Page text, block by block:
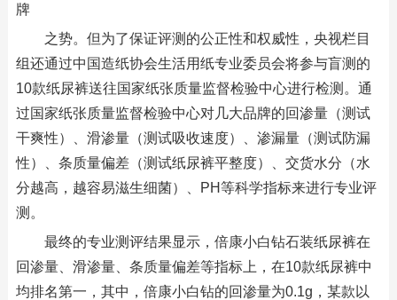
牌
之势。但为了保证评测的公正性和权威性，央视栏目
组还通过中国造纸协会生活用纸专业委员会将参与盲测的
10款纸尿裤送往国家纸张质量监督检验中心进行检测。通
过国家纸张质量监督检验中心对几大品牌的回渗量（测试
干爽性）、滑渗量（测试吸收速度）、渗漏量（测试防漏
性）、条质量偏差（测试纸尿裤平整度）、交货水分（水
分越高，越容易滋生细菌）、PH等科学指标来进行专业评
测。
最终的专业测评结果显示，倍康小白钻石装纸尿裤在
回渗量、滑渗量、条质量偏差等指标上，在10款纸尿裤中
均排名第一，其中，倍康小白钻的回渗量为0.1g，某款以